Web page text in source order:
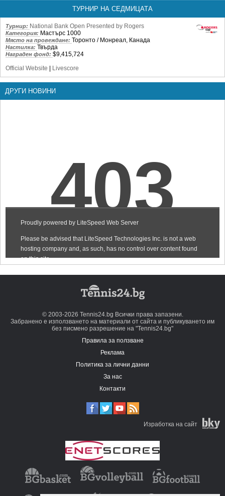
ТУРНИР НА СЕДМИЦАТА
Турнир: National Bank Open Presented by Rogers
Категория: Мастърс 1000
Място на провеждане: Торонто / Монреал, Канада
Настилка: Твърда
Награден фонд: $9,415,724
Official Website | Livescore
ДРУГИ НОВИНИ
© 2003-2026 Tennis24.bg Всички права запазени.
Забранено е използването на материали от сайта и публикуването им
без писмено разрешение на "Tennis24.bg"
Правила за ползване
Реклама
Политика за лични данни
За нас
Контакти
Изработка на сайт